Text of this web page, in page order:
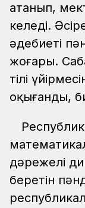
атанып,
келеді.
әдебиеті
жоғары.
тілі
оқығанды,
дәрежелі
беретін